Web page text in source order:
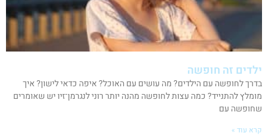
ילדים זה חופשה
בדרך לחופשה עם הילדים? מה עושים עם האוכל? איפה כדאי לישון? איך
מומלץ להתנייד? כמה עצות לחופשה מהנה יותר רוני לנגרמן־זיו יש שאומרים
שחופשה עם
קרא עוד »